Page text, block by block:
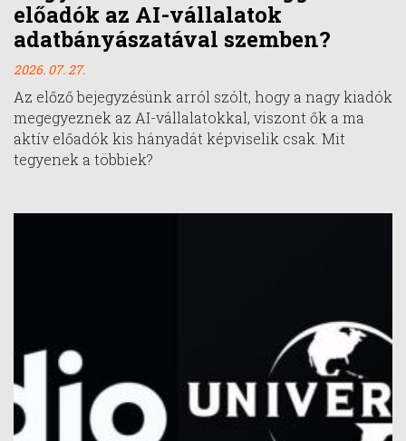
előadók az AI-vállalatok
adatbányászatával szemben?
2026. 07. 27.
Az előző bejegyzésünk arról szólt, hogy a nagy kiadók
megegyeznek az AI-vállalatokkal, viszont ők a ma
aktív előadók kis hányadát képviselik csak. Mit
tegyenek a többiek?